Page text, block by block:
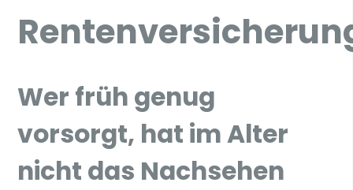
Wer früh genug
vorsorgt, hat im Alter
nicht das Nachsehen